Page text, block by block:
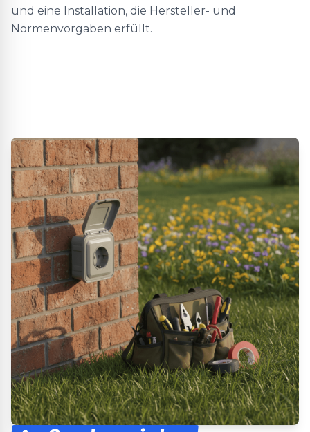
und eine Installation, die Hersteller- und
Normenvorgaben erfüllt.